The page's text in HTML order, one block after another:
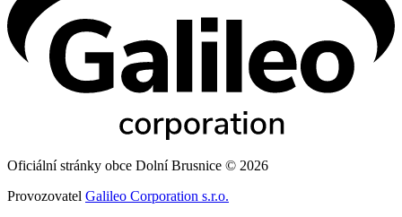
Oficiální stránky obce Dolní Brusnice © 2026
Provozovatel Galileo Corporation s.r.o.